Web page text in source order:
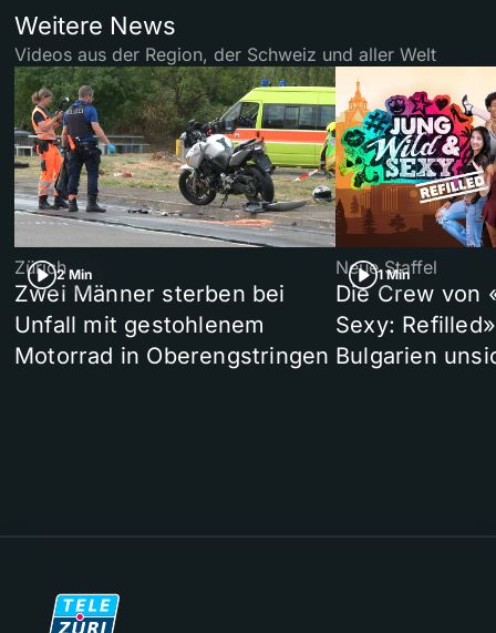
Weitere News
Videos aus der Region, der Schweiz und aller Welt
2 Min
Zürich
Zwei Männer sterben bei
Unfall mit gestohlenem
Motorrad in Oberengstringen
1 Min
Neue Staffel
Die Crew von
Sexy:
Bulgarien